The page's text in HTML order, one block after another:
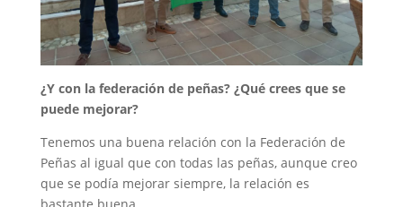
¿Y con la federación de peñas? ¿Qué crees que se
puede mejorar?
Tenemos una buena relación con la Federación de
Peñas al igual que con todas las peñas, aunque creo
que se podía mejorar siempre, la relación es